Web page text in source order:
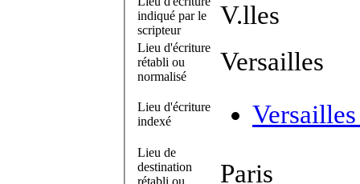
indiqué par le
scripteur
V.lles
Lieu d'écriture
rétabli ou
normalisé
Versailles
Lieu d'écriture
indexé
Lieu de
destination
rétabli ou
Paris